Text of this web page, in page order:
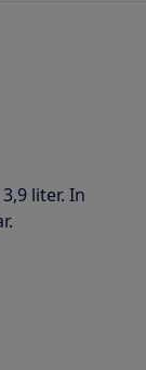
liter. In